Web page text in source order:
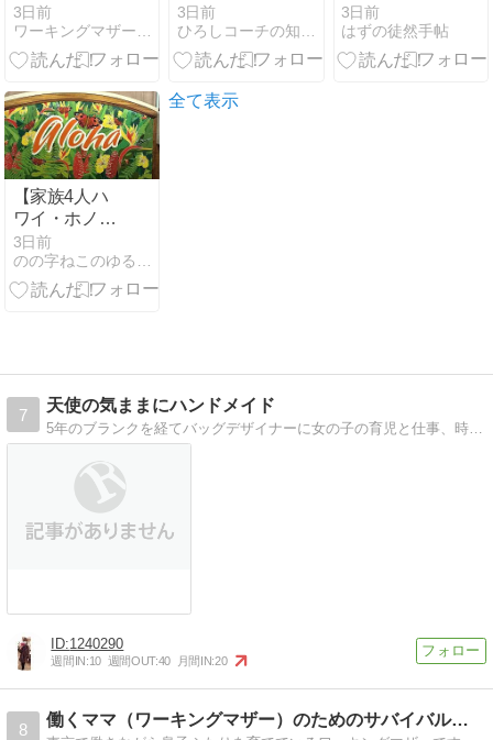
う！便利収納
アイデア29連
発【動画あ
品2026秋冬新
商品レポ
3日前
3日前
加しました
3日前
はずの徒然手帖
【家族4人ハ
ワイ・ホノル
ルの旅①】羽
田空港第2タ
ーミナル国際
過ごし方
3日前
全て表示
7
天使の気ままにハンドメイド
5年のブランクを経てバッグデザイナーに女の子の育児と仕事、時々ハンドメイド！洋服からインテリアまでなんでも作ります
1240290
週間IN:10 週間OUT:40 月間IN:20
8
働くママ（ワーキングマザー）のためのサバイバル作戦 -